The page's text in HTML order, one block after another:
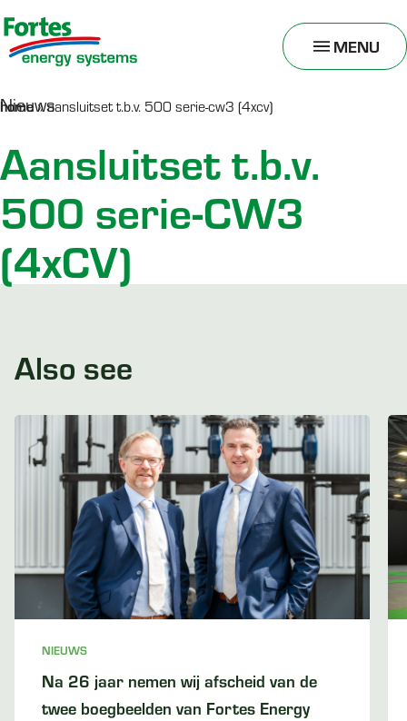
MENU
TOGGLE
MENU
home»aansluitset t.b.v. 500 serie-cw3 (4xcv)
Nieuws
Aansluitset t.b.v.
500 serie-CW3
(4xCV)
Also see
NIEUWS
Na 26 jaar nemen wij afscheid van de
twee boegbeelden van Fortes Energy